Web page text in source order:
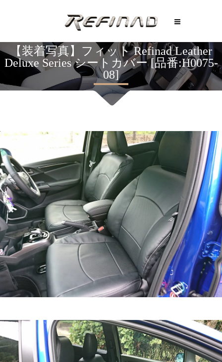
【装着写真】フィット Refinad Leather
Deluxe Series シートカバー [品番:H0075-
08]